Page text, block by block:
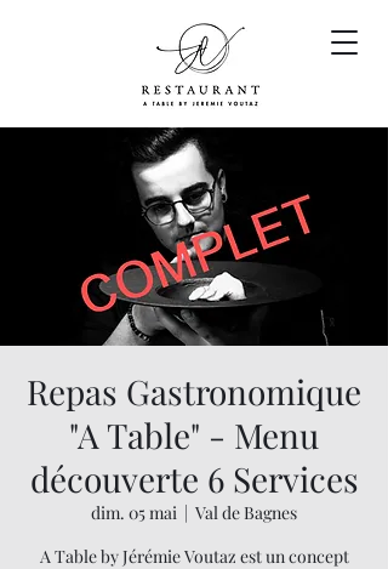
Repas Gastronomique
"A Table" - Menu
découverte 6 Services
dim. 05 mai
  |
Val de Bagnes
A Table by Jérémie Voutaz est un concept